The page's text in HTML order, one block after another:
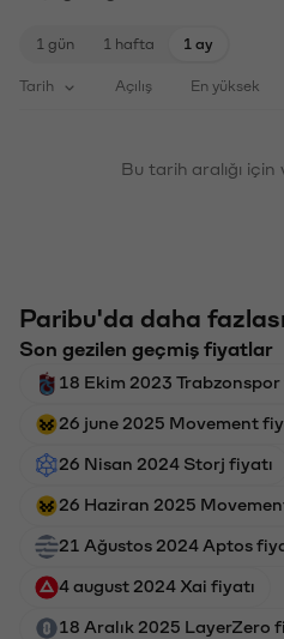
1 gün 1 hafta 1 ay
Tarih Açılış En yüksek
Bu tarih aralığı için
Paribu'da daha
Son gezilen geçmiş fiyatlar
18 Ekim 2023 Trabzonspor
26 june 2025 Movement
26 Nisan 2024 Storj fiyatı
26 Haziran 2025
21 Ağustos 2024 Aptos
4 august 2024 Xai fiyatı
18 Aralık 2025 LayerZero